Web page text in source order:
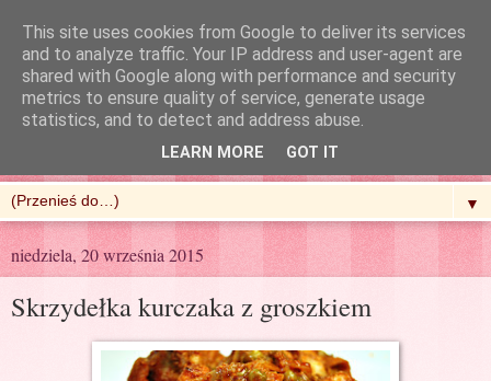
R'n'G Kitchen
▼
niedziela, 20 września 2015
Skrzydełka kurczaka z groszkiem
This site uses cookies from Google to deliver its services
and to analyze traffic. Your IP address and user-agent are
shared with Google along with performance and security
metrics to ensure quality of service, generate usage
statistics, and to detect and address abuse.
LEARN MORE GOT IT